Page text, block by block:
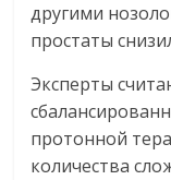
другими
простаты
Эксперты
протонной
количества